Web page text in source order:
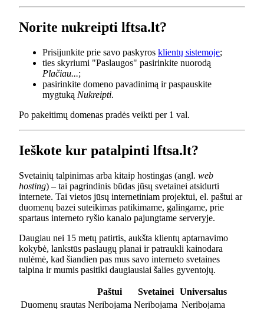
Norite nukreipti lftsa.lt?
Prisijunkite prie savo paskyros klientų sistemoje;
ties skyriumi "Paslaugos" pasirinkite nuorodą
Plačiau...;
pasirinkite domeno pavadinimą ir paspauskite
mygtuką Nukreipti.
Po pakeitimų domenas pradės veikti per 1 val.
Ieškote kur patalpinti lftsa.lt?
Svetainių talpinimas arba kitaip hostingas (angl. web
hosting) – tai pagrindinis būdas jūsų svetainei atsidurti
internete. Tai vietos jūsų internetiniam projektui, el. paštui ar
duomenų bazei suteikimas patikimame, galingame, prie
spartaus interneto ryšio kanalo pajungtame serveryje.
Daugiau nei 15 metų patirtis, aukšta klientų aptarnavimo
kokybė, lankstūs paslaugų planai ir patraukli kainodara
nulėmė, kad šiandien pas mus savo interneto svetaines
talpina ir mumis pasitiki daugiausiai šalies gyventojų.
Paštui Svetainei
Universalus
Duomenų srautas Neribojama Neribojama Neribojama